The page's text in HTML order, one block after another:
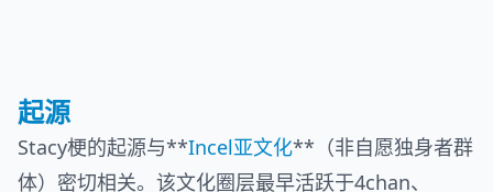
起源
Stacy梗的起源与**Incel亚文化**（非自愿独身者群
体）密切相关。该文化圈层最早活跃于4chan、